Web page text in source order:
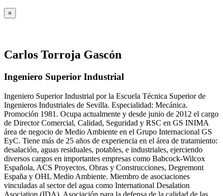
×
Carlos Torroja Gascón
Ingeniero Superior Industrial
Ingeniero Superior Industrial por la Escuela Técnica Superior de
Ingenieros Industriales de Sevilla. Especialidad: Mecánica.
Promoción 1981. Ocupa actualmente y desde junio de 2012 el cargo
de Director Comercial, Calidad, Seguridad y RSC en GS INIMA
área de negocio de Medio Ambiente en el Grupo Internacional GS
EyC. Tiene más de 25 años de experiencia en el área de tratamiento:
desalación, aguas residuales, potables, e industriales, ejerciendo
diversos cargos en importantes empresas como Babcock-Wilcox
Española, ACS Proyectos, Obras y Construcciones, Degremont
España y OHL Medio Ambiente. Miembro de asociaciones
vinculadas al sector del agua como International Desalation
Asociation (IDA), Asociación para la defensa de la calidad de las